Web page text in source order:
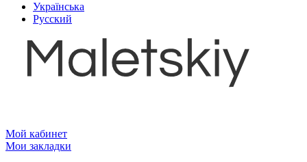
Українська
Русский
Мой кабинет
Мои закладки